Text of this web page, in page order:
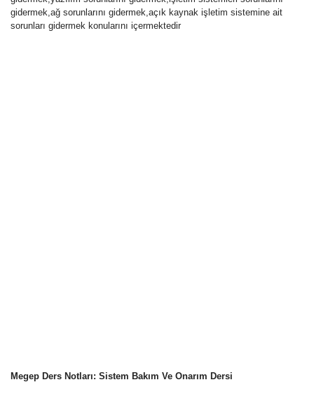
gidermek,ağ sorunlarını gidermek,açık kaynak işletim sistemine ait
sorunları gidermek konularını içermektedir
Megep Ders Notları: Sistem Bakım Ve Onarım Dersi